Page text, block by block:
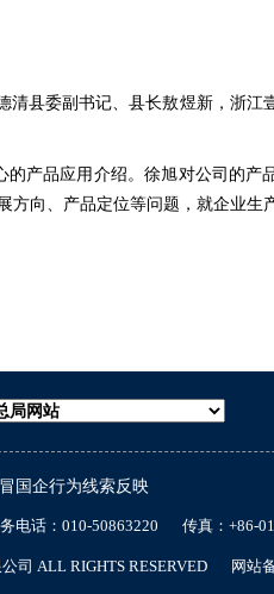
清县委副书记、县长敖煜新，浙江
产品应用介绍。徐旭对公司的产
方向、产品定位等问题，就企业生
国企行为线索反映
电话：010-50863220 传真：+86-
司 ALL RIGHTS RESERVED
网站